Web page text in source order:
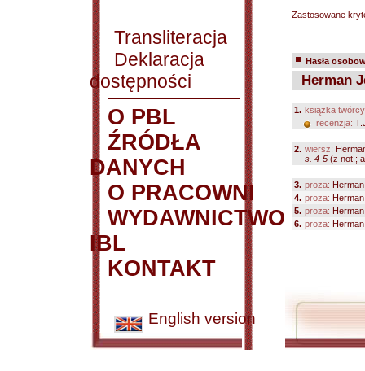
Transliteracja
Deklaracja
dostępności
O PBL
ŹRÓDŁA
DANYCH
O PRACOWNI
WYDAWNICTWO
IBL
KONTAKT
English version
Zastosowane
Hasła
Herman
1. książka
recenzja:
2. wiersz:
s. 4-5 (z not.;
3. proza:
4. proza:
5. proza:
6. proza: